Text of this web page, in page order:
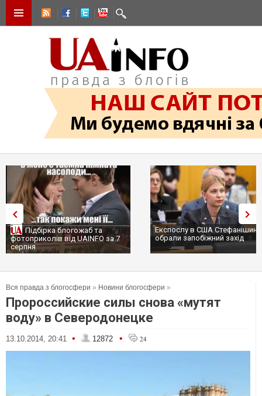
Підбірка блогожаб та
фотоприколів від UAINFO за 7
серпня
Експослу в США
обрали запобіжний захід
Вся правда з блогосфери » Новини блогосфери »
Пророссийские силы снова «мутят
воду» в Северодонецке
13.10.2014, 20:41 • 12872 • 24